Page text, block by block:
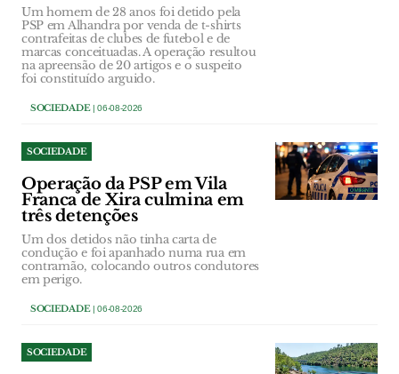
Um homem de 28 anos foi detido pela
PSP em Alhandra por venda de t-shirts
contrafeitas de clubes de futebol e de
marcas conceituadas. A operação resultou
na apreensão de 20 artigos e o suspeito
foi constituído arguido.
SOCIEDADE| 06-08-2026
SOCIEDADE
Operação da PSP em Vila
Franca de Xira culmina em
três detenções
Um dos detidos não tinha carta de
condução e foi apanhado numa rua em
contramão, colocando outros condutores
em perigo.
SOCIEDADE| 06-08-2026
SOCIEDADE